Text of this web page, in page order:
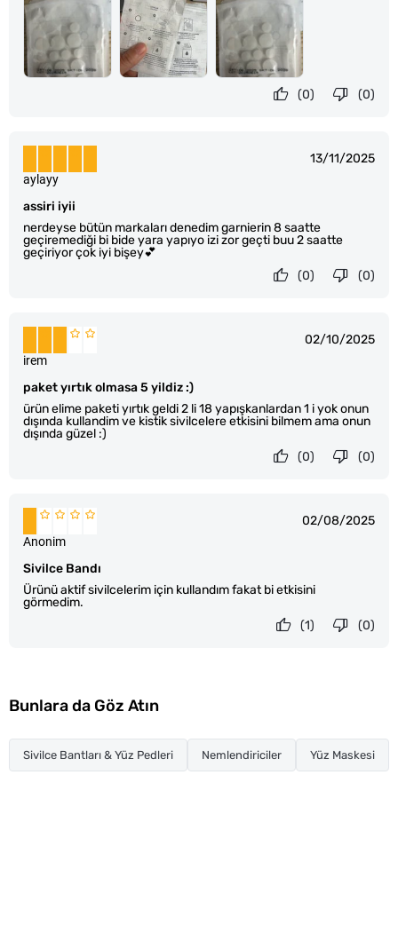
(0)
(0)
13/11/2025
assiri iyii
nerdeyse bütün markaları denedim garnierin 8 saatte
geçiremediği bi bide yara yapıyo izi zor geçti buu 2 saatte
geçiriyor çok iyi bişey💕
aylayy
(0)
(0)
02/10/2025
paket yırtık olmasa 5 yildiz :)
ürün elime paketi yırtık geldi 2 li 18 yapışkanlardan 1 i yok onun
dışında kullandim ve kistik sivilcelere etkisini bilmem ama onun
dışında güzel :)
irem
(0)
(0)
02/08/2025
Sivilce Bandı
Ürünü aktif sivilcelerim için kullandım fakat bi etkisini
görmedim.
Anonim
(0)
(1)
Bunlara da Göz Atın
Sivilce Bantları & Yüz Pedleri Nemlendiriciler Yüz Maskesi